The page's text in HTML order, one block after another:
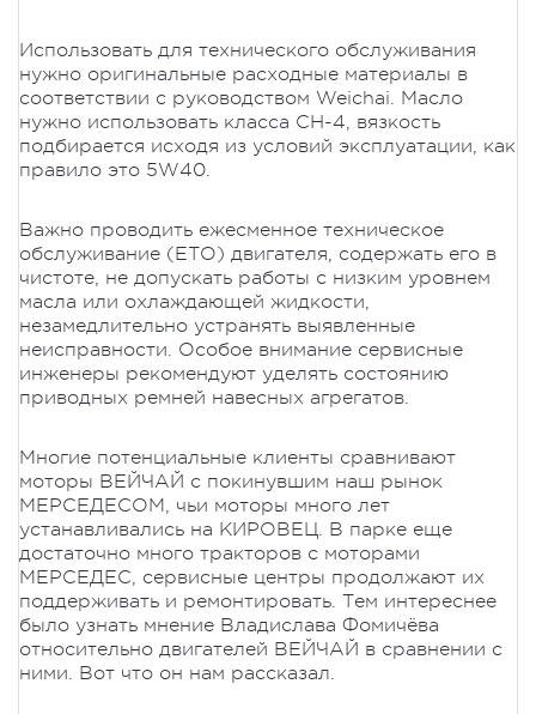
Использовать для технического обслуживания
нужно оригинальные расходные материалы в
соответствии с руководством Weichai. Масло
нужно использовать класса СН-4, вязкость
подбирается исходя из условий эксплуатации, как
правило это 5W40.
Важно проводить ежесменное техническое
обслуживание (ЕТО) двигателя, содержать его в
чистоте, не допускать работы с низким уровнем
масла или охлаждающей жидкости,
незамедлительно устранять выявленные
неисправности. Особое внимание сервисные
инженеры рекомендуют уделять состоянию
приводных ремней навесных агрегатов.
Многие потенциальные клиенты сравнивают
моторы ВЕЙЧАЙ с покинувшим наш рынок
МЕРСЕДЕСОМ, чьи моторы много лет
устанавливались на КИРОВЕЦ. В парке еще
достаточно много тракторов с моторами
МЕРСЕДЕС, сервисные центры продолжают их
поддерживать и ремонтировать. Тем интереснее
было узнать мнение Владислава Фомичёва
относительно двигателей ВЕЙЧАЙ в сравнении с
ними. Вот что он нам рассказал.